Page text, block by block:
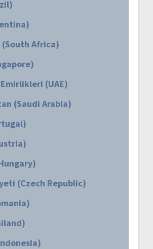
Africa)
(UAE)
(Saudi Arabia)
(Czech Republic)